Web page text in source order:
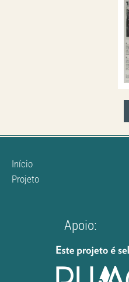
Início
Projeto
Apoio: